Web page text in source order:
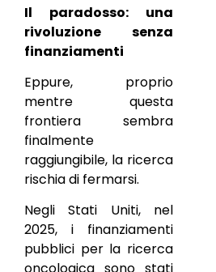
Il paradosso: una
rivoluzione senza
finanziamenti
Eppure, proprio
mentre questa
frontiera sembra
finalmente
raggiungibile, la ricerca
rischia di fermarsi.
Negli Stati Uniti, nel
2025, i finanziamenti
pubblici per la ricerca